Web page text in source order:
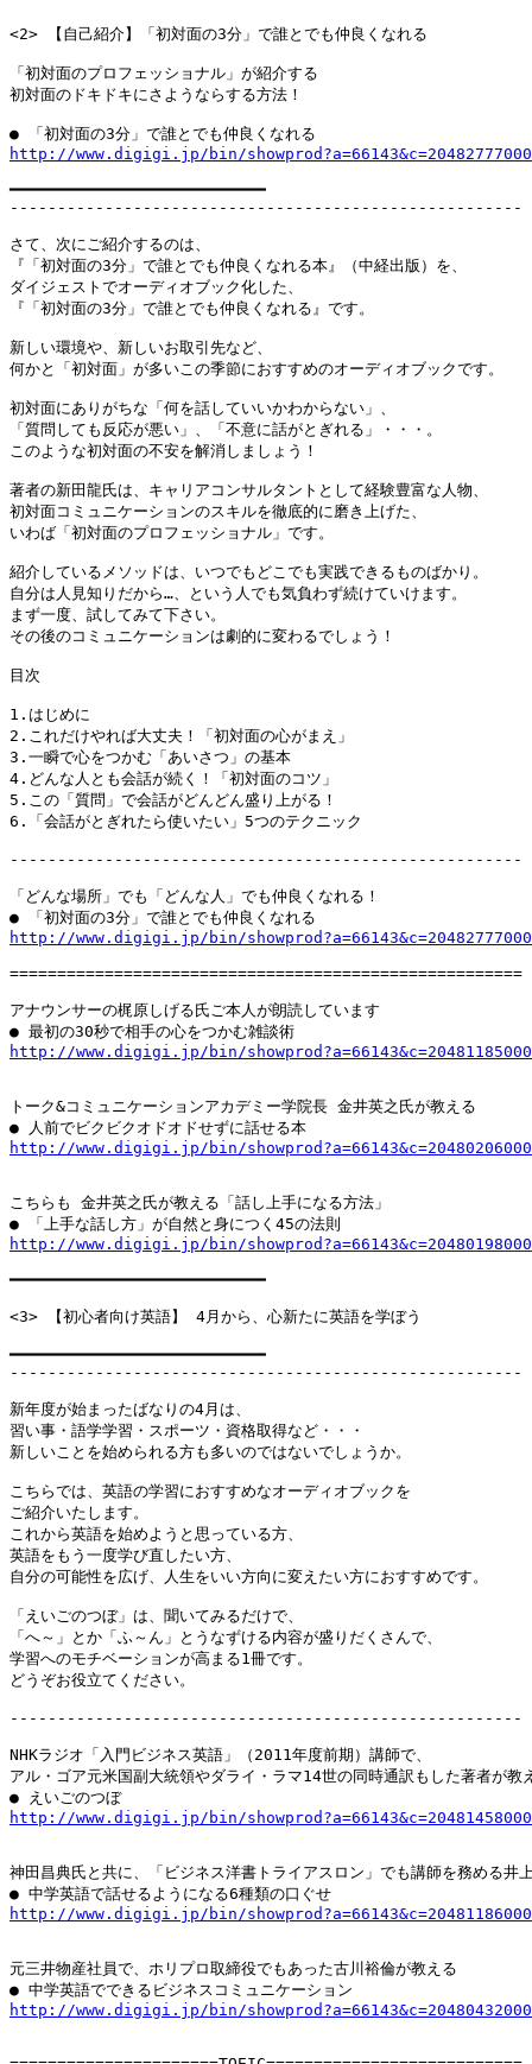
<2> 【自己紹介】「初対面の3分」で誰とでも仲良くなれる
「初対面のプロフェッショナル」が紹介する
初対面のドキドキにさようならする方法！
http://www.digigi.jp/bin/
━━━━━━━━━━━━━━━━━━━━━━━━━━━
------------------------------------------------------
さて、次にご紹介するのは、
『「初対面の3分」で誰とでも仲良くなれる本』（中経出版）を、
ダイジェストでオーディオブック化した、
『「初対面の3分」で誰とでも仲良くなれる』です。
新しい環境や、新しいお取引先など、
何かと「初対面」が多いこの季節におすすめのオーディオブックです。
初対面にありがちな「何を話していいかわからない」、
「質問しても反応が悪い」、「不意に話がとぎれる」・・・。
このような初対面の不安を解消しましょう！
著者の新田龍氏は、キャリアコンサルタントとして経験豊富な人物、
初対面コミュニケーションのスキルを徹底的に磨き上げた、
いわば「初対面のプロフェッショナル」です。
紹介しているメソッドは、いつでもどこでも実践できるものばかり。
自分は人見知りだから…、という人でも気負わず続けていけます。
まず一度、試してみて下さい。
その後のコミュニケーションは劇的に変わるでしょう！
目次
1.はじめに
2.これだけやれば大丈夫！「初対面の心がまえ」
3.一瞬で心をつかむ「あいさつ」の基本
4.どんな人とも会話が続く！「初対面のコツ」
5.この「質問」で会話がどんどん盛り上がる！
6.「会話がとぎれたら使いたい」5つのテクニック
------------------------------------------------------
「どんな場所」でも「どんな人」でも仲良くなれる！
http://www.digigi.jp/bin/
======================================================
アナウンサーの梶原しげる氏ご本人が朗読しています
http://www.digigi.jp/bin/
トーク&コミュニケーションアカデミー学院長 金井英之氏が教える
http://www.digigi.jp/bin/
こちらも 金井英之氏が教える「話し上手になる方法」
http://www.digigi.jp/bin/
━━━━━━━━━━━━━━━━━━━━━━━━━━━
<3> 【初心者向け英語】 4月から、心新たに英語を学ぼう
━━━━━━━━━━━━━━━━━━━━━━━━━━━
------------------------------------------------------
新年度が始まったばなりの4月は、
習い事・語学学習・スポーツ・資格取得など・・・
新しいことを始められる方も多いのではないでしょうか。
こちらでは、英語の学習におすすめなオーディオブックを
ご紹介いたします。
これから英語を始めようと思っている方、
英語をもう一度学び直したい方、
自分の可能性を広げ、人生をいい方向に変えたい方におすすめです。
「えいごのつぼ」は、聞いてみるだけで、
「へ～」とか「ふ～ん」とうなずける内容が盛りだくさんで、
学習へのモチベーションが高まる1冊です。
どうぞお役立てください。
------------------------------------------------------
NHKラジオ「入門ビジネス英語」（2011年度前期）講師で、
アル・ゴア元米国副大統領やダライ・ラマ14世の同時通訳もした著者が教
http://www.digigi.jp/bin/
神田昌典氏と共に、「ビジネス洋書トライアスロン」でも講師を務める井
http://www.digigi.jp/bin/
元三井物産社員で、ホリプロ取締役でもあった古川裕倫が教える
http://www.digigi.jp/bin/